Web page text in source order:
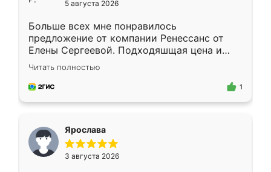
5 августа 2026
Больше всех мне понравилось
предложение от компании Ренессанс от
Елены Сергеевой. Подходяшщая цена и
короткие сроки изготовления. Приехавший
для замера сотрудник Владислав
предложил по моему эскизу самый
Читать полностью
1
Ярослава
3 августа 2026